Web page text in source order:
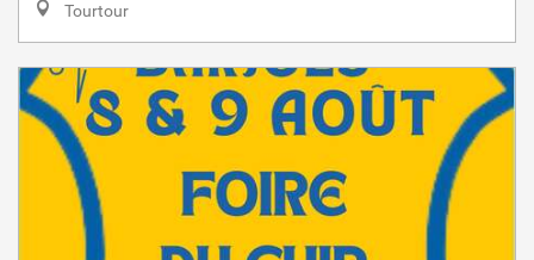
Tourtour